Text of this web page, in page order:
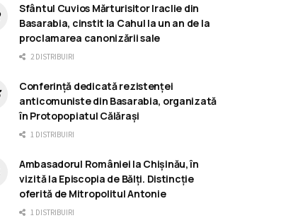
Sfântul Cuvios Mărturisitor Iraclie din
Basarabia, cinstit la Cahul la un an de la
proclamarea canonizării sale
2 DISTRIBUIRI
Conferință dedicată rezistenței
anticomuniste din Basarabia, organizată
în Protopopiatul Călărași
1 DISTRIBUIRI
Ambasadorul României la Chișinău, în
vizită la Episcopia de Bălți. Distincție
oferită de Mitropolitul Antonie
1 DISTRIBUIRI